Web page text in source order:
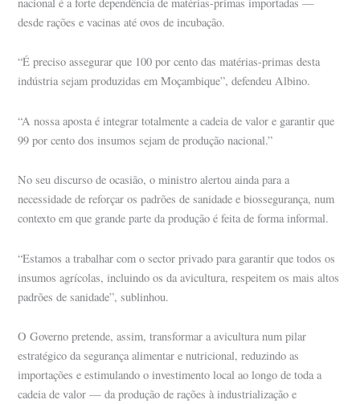
desde rações e vacinas até ovos de incubação.
“É preciso assegurar que 100 por cento das matérias-primas desta
indústria sejam produzidas em Moçambique”, defendeu Albino.
“A nossa aposta é integrar totalmente a cadeia de valor e garantir que
99 por cento dos insumos sejam de produção nacional.”
No seu discurso de ocasião, o ministro alertou ainda para a
necessidade de reforçar os padrões de sanidade e biossegurança, num
contexto em que grande parte da produção é feita de forma informal.
“Estamos a trabalhar com o sector privado para garantir que todos os
insumos agrícolas, incluindo os da avicultura, respeitem os mais altos
padrões de sanidade”, sublinhou.
O Governo pretende, assim, transformar a avicultura num pilar
estratégico da segurança alimentar e nutricional, reduzindo as
importações e estimulando o investimento local ao longo de toda a
cadeia de valor — da produção de rações à industrialização e